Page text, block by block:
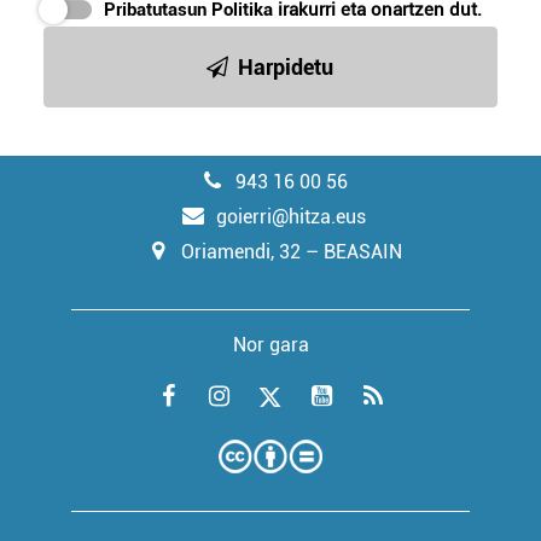
Pribatutasun Politika irakurri eta onartzen dut.
Harpidetu
943 16 00 56
goierri@hitza.eus
Oriamendi, 32 – BEASAIN
Nor gara